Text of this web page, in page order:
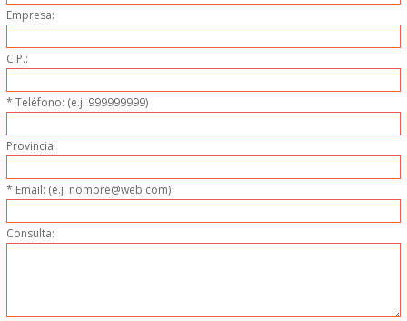
MAQUINARIA FRIA
MAQUINARIA DE LIMPIEZA
MENAJE DE COCINA
MAQUINARIA OTROS
Empresa:
C.P.:
* Teléfono: (e.j. 999999999)
Provincia:
* Email: (e.j. nombre@web.com)
Consulta: